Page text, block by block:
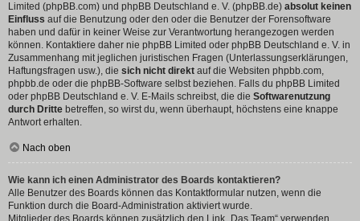
Limited (phpBB.com) und phpBB Deutschland e. V. (phpBB.de) absolut keinen
Einfluss auf die Benutzung oder den oder die Benutzer der Forensoftware
haben und dafür in keiner Weise zur Verantwortung herangezogen werden
können. Kontaktiere daher nie phpBB Limited oder phpBB Deutschland e. V. in
Zusammenhang mit jeglichen juristischen Fragen (Unterlassungserklärungen,
Haftungsfragen usw.), die sich nicht direkt auf die Websiten phpbb.com,
phpbb.de oder die phpBB-Software selbst beziehen. Falls du phpBB Limited
oder phpBB Deutschland e. V. E-Mails schreibst, die die Softwarenutzung
durch Dritte betreffen, so wirst du, wenn überhaupt, höchstens eine knappe
Antwort erhalten.
Nach oben
Wie kann ich einen Administrator des Boards kontaktieren?
Alle Benutzer des Boards können das Kontaktformular nutzen, wenn die
Funktion durch die Board-Administration aktiviert wurde.
Mitglieder des Boards können zusätzlich den Link „Das Team“ verwenden.